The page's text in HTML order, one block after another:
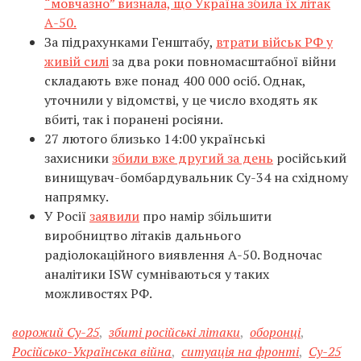
А-50.
За підрахунками Генштабу, втрати військ РФ у
живій силіза два роки повномасштабної війни
складають вже понад 400 000 осіб. Однак,
уточнили у відомстві, у це число входять як
вбиті, так і поранені росіяни.
27 лютого близько 14:00 українські
захисникизбили вже другий за день російський
винищувач-бомбардувальник Су-34 на східному
напрямку.
У Росії заявили про намір збільшити
виробництво літаків дальнього
радіолокаційного виявлення А-50. Водночас
аналітики ISW сумніваються у таких
можливостях РФ.
ворожий Су-25, збиті російські літаки, оборонці,
Російсько-Українська війна, ситуація на фронті, Су-25